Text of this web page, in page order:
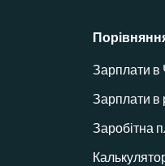
Зарплати в
Зарплати в
Заробітна